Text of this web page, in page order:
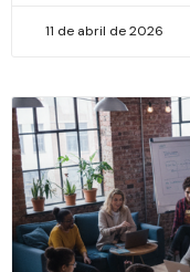
11 de abril de 2026